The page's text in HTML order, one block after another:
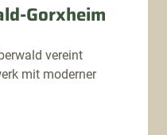
Gorxheim
vereint
mit moderner